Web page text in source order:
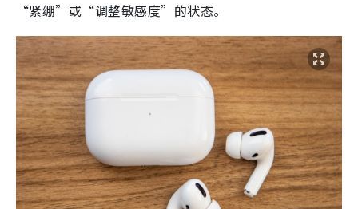
“紧绷”或“调整敏感度”的状态。